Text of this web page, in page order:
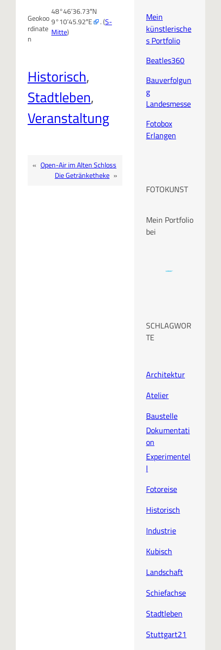
Geokoo
rdinate
n
48°46’36.73″N
9°10’45.92″E
. (S-
Mitte)
Historisch
Stadtleben
Veranstaltung
« Open-Air im Alten Schloss
Die Getränketheke »
Mein
künstlerische
s Portfolio
Beatles360
Bauverfolgun
g
Landesmesse
Fotobox
Erlangen
FOTOKUNST
Mein Portfolio
bei
SCHLAGWOR
TE
Architektur
Atelier
Baustelle
Dokumentati
on
Experimentel
l
Fotoreise
Historisch
Industrie
Kubisch
Landschaft
Schiefachse
Stadtleben
Stuttgart21